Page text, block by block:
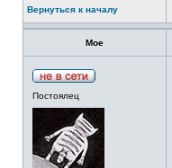
Вернуться к началу
Moe
Постоялец